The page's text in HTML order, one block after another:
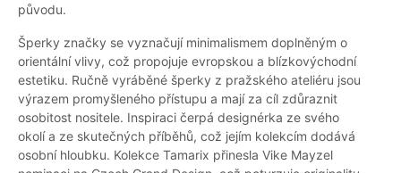
původu.
Šperky značky se vyznačují minimalismem doplněným o
orientální vlivy, což propojuje evropskou a blízkovýchodní
estetiku. Ručně vyráběné šperky z pražského ateliéru jsou
výrazem promyšleného přístupu a mají za cíl zdůraznit
osobitost nositele. Inspiraci čerpá designérka ze svého
okolí a ze skutečných příběhů, což jejím kolekcím dodává
osobní hloubku. Kolekce Tamarix přinesla Vike Mayzel